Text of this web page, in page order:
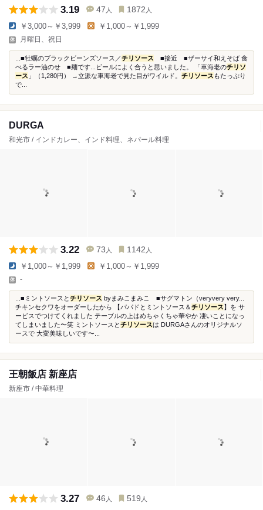
3.19 47 人 1872 人
￥3,000～￥3,999 ￥1,000～￥1,999
月曜日、祝日
...■牡蠣のブラックビーンズソース／チリソース ■接近 ■ザーサイ和えそば 食
べるラー油のせ ■麺です...ビールによく合うと思いました。 「車海老のチリソ
ース 」（1,280円） →立派な車海老で見た目がワイルド。 チリソース もたっぷり
で...
DURGA
和光市 / インドカレー、インド料理、ネパール料理
3.22 73 人 1142 人
￥1,000～￥1,999 ￥1,000～￥1,999
-
...■ミントソースとチリソース byまみこまみこ ■サグマトン（veryvery very...
チキンセクワをオーダーしたから 【パパドとミントソース＆チリソース 】を サ
ービスでつけてくれました テーブルの上はめちゃくちゃ華やか 凄いことになっ
てしまいました〜笑 ミントソースとチリソースは DURGAさんのオリジナルソ
ースで 大変美味しいです〜...
王朝飯店 新座店
新座市 / 中華料理
3.27 46 人 519 人